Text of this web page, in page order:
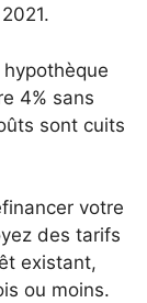
hypothèque
4% sans
sont cuits
votre
des tarifs
existant,
ou moins.